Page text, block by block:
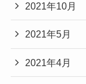
2021年10月
2021年5月
2021年4月